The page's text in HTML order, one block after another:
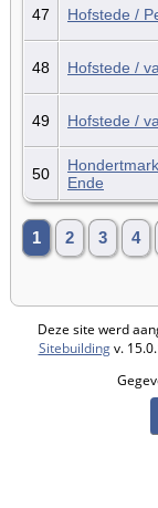
47 Hofstede /
48 Hofstede /
49 Hofstede /
50
Ende
1 2 3 4
Deze site werd
Sitebuildingv.